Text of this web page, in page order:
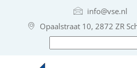
info@vse.nl
Opaalstraat 10, 2872 ZR